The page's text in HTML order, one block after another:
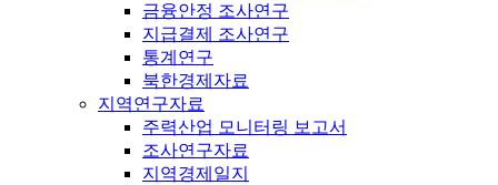
금융안정 조사연구
지급결제 조사연구
통계연구
북한경제자료
지역연구자료
주력산업 모니터링 보고서
조사연구자료
지역경제일지